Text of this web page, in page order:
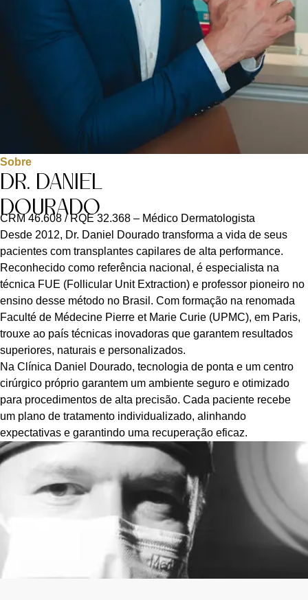
Sobre
DR. DANIEL
DOURADO
CRM 46.608 / RQE 32.368 – Médico Dermatologista
Desde 2012, Dr. Daniel Dourado transforma a vida de seus
pacientes com transplantes capilares de alta performance.
Reconhecido como referência nacional, é especialista na
técnica FUE (Follicular Unit Extraction) e professor pioneiro no
ensino desse método no Brasil. Com formação na renomada
Faculté de Médecine Pierre et Marie Curie (UPMC), em Paris,
trouxe ao país técnicas inovadoras que garantem resultados
superiores, naturais e personalizados.
Na Clínica Daniel Dourado, tecnologia de ponta e um centro
cirúrgico próprio garantem um ambiente seguro e otimizado
para procedimentos de alta precisão. Cada paciente recebe
um plano de tratamento individualizado, alinhando
expectativas e garantindo uma recuperação eficaz.